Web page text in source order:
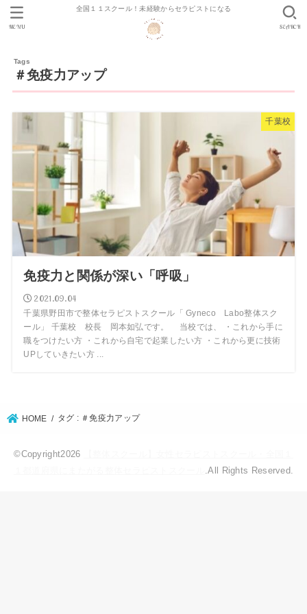
全国１１スクール！未経験からセラピストになる
SEARCH
MENU
＃免疫力アップ
千葉校
免疫力と関係が深い「呼吸」
2021.09.04
千葉県野田市で整体セラピストスクール「 Gyneco Labo整体スク
ール」 千葉校 校長 岡本如弘です。 当校では、 ・これから手に
職をつけたい方 ・これから自宅で起業したい方 ・これから更に技術
UPしていきたい方 ...
HOME タグ : ＃免疫力アップ
©Copyright2026
.All Rights Reserved.